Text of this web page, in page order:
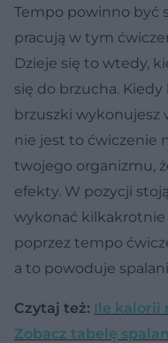
Tempo powinno być
pracują w tym
Dzieje się to wtedy,
się do brzucha. Kiedy
brzuszki wykonujesz
nie jest to ćwiczenie
twojego organizmu,
efekty. W pozycji
wykonać kilkakrotnie
poprzez tempo
a to powoduje
Czytaj też: Ile kalorii
Zobacz tabelę